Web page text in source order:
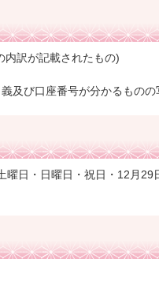
内訳が記載されたもの)
及び口座番号が分かるものの
日・日曜日・祝日・12月29